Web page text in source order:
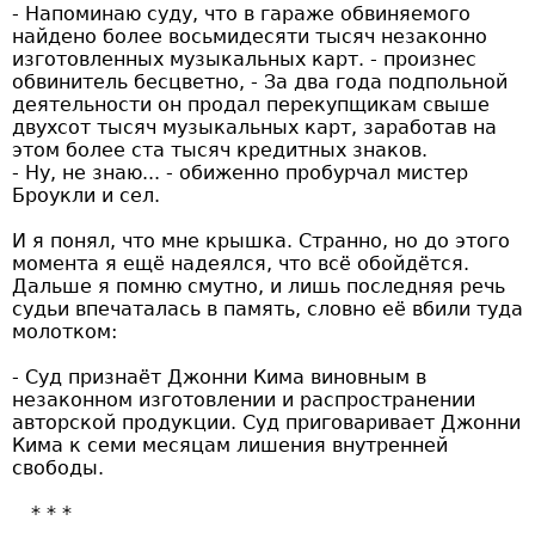
- Напоминаю суду, что в гараже обвиняемого
найдено более восьмидесяти тысяч незаконно
изготовленных музыкальных карт. - произнес
обвинитель бесцветно, - За два года подпольной
деятельности он продал перекупщикам свыше
двухсот тысяч музыкальных карт, заработав на
этом более ста тысяч кредитных знаков.
- Ну, не знаю... - обиженно пробурчал мистер
Броукли и сел.
И я понял, что мне крышка. Странно, но до этого
момента я ещё надеялся, что всё обойдётся.
Дальше я помню смутно, и лишь последняя речь
судьи впечаталась в память, словно её вбили туда
молотком:
- Суд признаёт Джонни Кима виновным в
незаконном изготовлении и распространении
авторской продукции. Суд приговаривает Джонни
Кима к семи месяцам лишения внутренней
свободы.